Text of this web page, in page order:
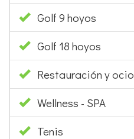
Golf 9 hoyos
Golf 18 hoyos
Restauración y ocio
Wellness - SPA
Tenis